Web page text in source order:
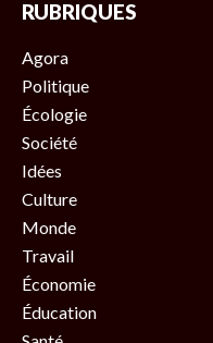
RUBRIQUES
Agora
Politique
Écologie
Société
Idées
Culture
Monde
Travail
Économie
Éducation